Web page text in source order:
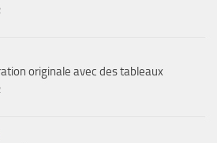
originale avec des tableaux